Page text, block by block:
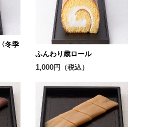
冬季
ふんわり蔵ロール
1,000円（税込）